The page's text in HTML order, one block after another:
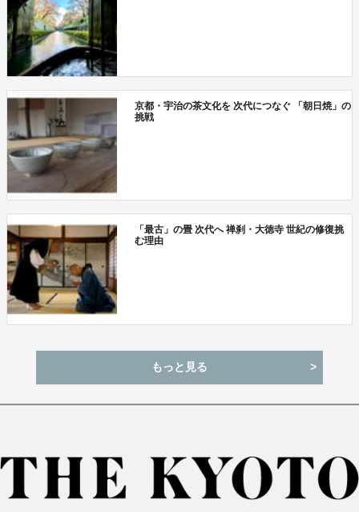
京都・宇治の茶文化を 次代につなぐ 「朝日焼」の
挑戦
「最古」の畳 次代へ 禅刹・大徳寺 世紀の修復挑
む理由
もっと見る